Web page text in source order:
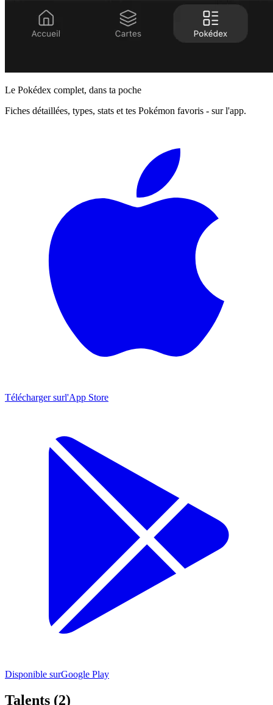
Le Pokédex complet, dans ta poche
Fiches détaillées, types, stats et tes Pokémon favoris - sur l'app.
Télécharger surl'App Store
Disponible surGoogle Play
Talents (2)